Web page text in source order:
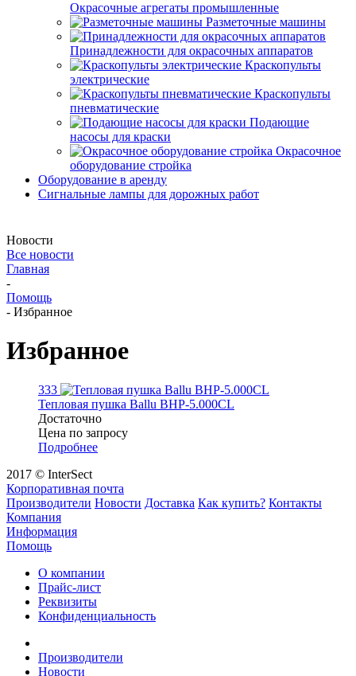
Окрасочные агрегаты промышленные
Разметочные машины
Принадлежности для окрасочных аппаратов
Краскопульты
электрические
Краскопульты
пневматические
Подающие
насосы для краски
Окрасочное
оборудование стройка
Оборудование в аренду
Сигнальные лампы для дорожных работ
Новости
Все новости
Главная
-
Помощь
- Избранное
Избранное
333
Тепловая пушка Ballu BHP-5.000СL
Достаточно
Цена по запросу
Подробнее
2017 © InterSect
Корпоративная почта
Производители Новости Доставка Как купить? Контакты
Компания
Информация
Помощь
О компании
Прайс-лист
Реквизиты
Конфиденциальность
Производители
Новости